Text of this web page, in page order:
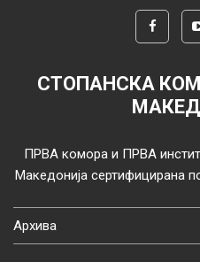
СТОПАНСКА
ПРВА комора и ПРВА
Македонија сертифицирана
Архива